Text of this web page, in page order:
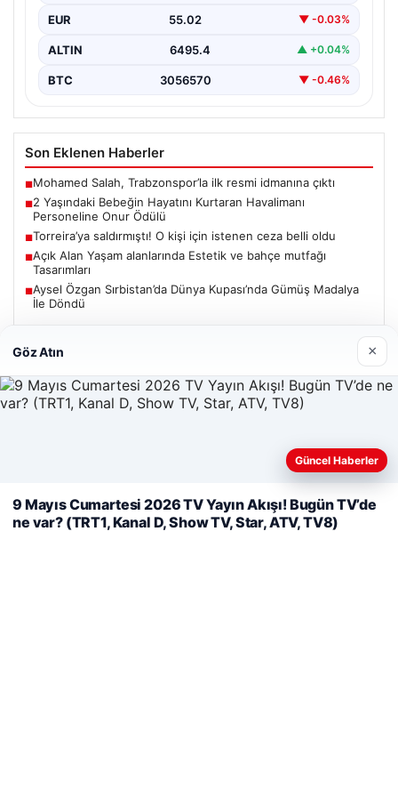
EUR 55.02 ▼ -0.03%
ALTIN 6495.4 ▲ +0.04%
BTC 3056570 ▼ -0.46%
Son Eklenen Haberler
■Mohamed Salah, Trabzonspor’la ilk resmi idmanına çıktı
■2 Yaşındaki Bebeğin Hayatını Kurtaran Havalimanı
Personeline Onur Ödülü
■Torreira’ya saldırmıştı! O kişi için istenen ceza belli oldu
■Açık Alan Yaşam alanlarında Estetik ve bahçe mutfağı
Tasarımları
■Aysel Özgan Sırbistan’da Dünya Kupası’nda Gümüş Madalya
İle Döndü
Güncel
Web sitemizi nasıl kullandığınızı daha iyi anlayabilmek,
kullanıyoruz.
Çerez Politikamız
Reddet Kabul Et
Göz Atın ×
Güncel Haberler
9 Mayıs Cumartesi 2026 TV Yayın Akışı! Bugün TV’de
ne var? (TRT1, Kanal D, Show TV, Star, ATV, TV8)